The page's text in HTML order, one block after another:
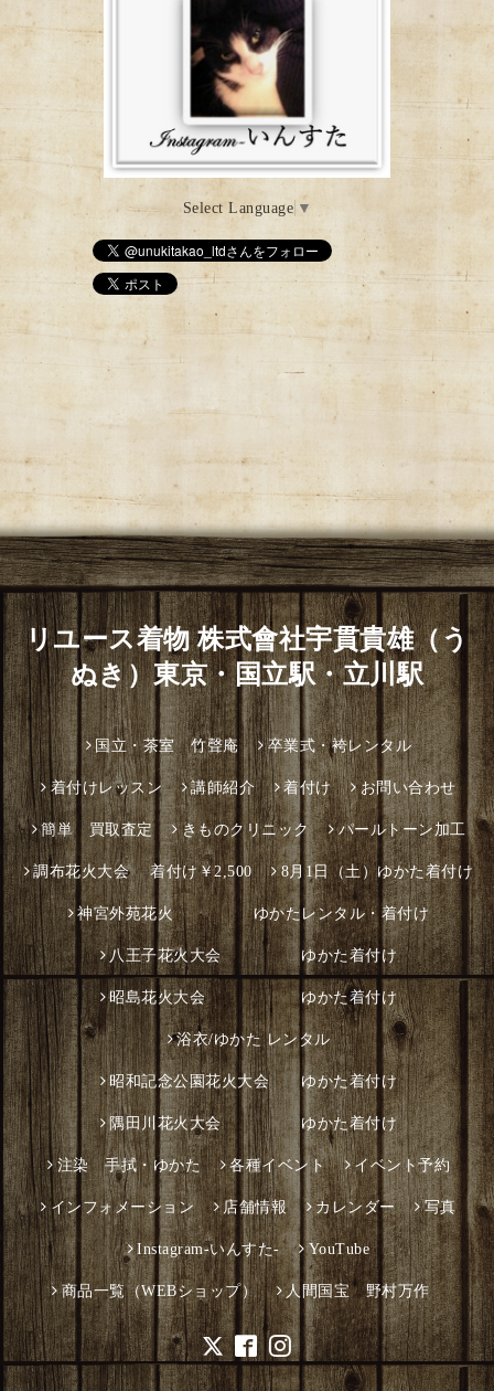
Select Language
リユース着物 株式會社宇貫貴雄（う
ぬき）東京・国立駅・立川駅
国立・茶室 竹聲庵 卒業式・袴レンタル
着付けレッスン 講師紹介 着付け お問い合わせ
簡単 買取査定 きものクリニック パールトーン加工
調布花火大会 着付け￥2,500 8月1日（土）ゆかた着付け
神宮外苑花火 ゆかたレンタル・着付け
八王子花火大会 ゆかた着付け
昭島花火大会 ゆかた着付け
浴衣/ゆかた レンタル
昭和記念公園花火大会 ゆかた着付け
隅田川花火大会 ゆかた着付け
注染 手拭・ゆかた 各種イベント イベント予約
インフォメーション 店舗情報 カレンダー 写真
Instagram-いんすた- YouTube